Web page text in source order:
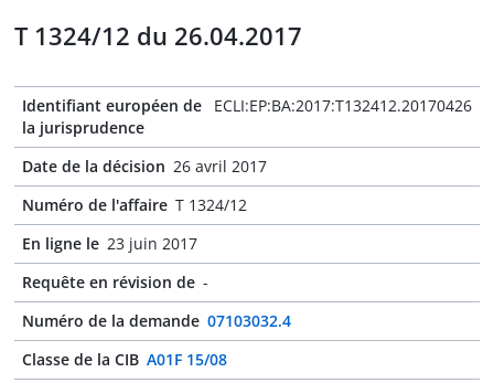
T 1324/12 du 26.04.2017
Identifiant européen de
la jurisprudence
ECLI:EP:BA:2017:T132412.20170426
Date de la décision 26 avril 2017
Numéro de l'affaire T 1324/12
En ligne le 23 juin 2017
Requête en révision de -
Numéro de la demande 07103032.4
Classe de la CIB A01F 15/08